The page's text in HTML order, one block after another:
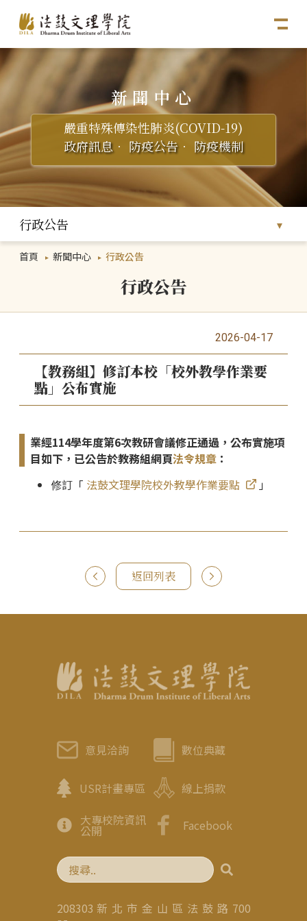
新聞中心
嚴重特殊傳染性肺炎(COVID-19)
政府訊息． 防疫公告． 防疫機制
行政公告
首頁 新聞中心 行政公告
行政公告
2026-04-17
【教務組】修訂本校「校外教學作業要
點」公布實施
業經114學年度第6次教研會議修正通過，公布實施項
目如下，已公告於教務組網頁法令規章 ：
修訂「 法鼓文理學院校外教學作業要點 」
返回列表
意見洽詢 數位典藏
USR計畫專區
線上捐款
大專校院資訊
公開 Facebook
208303 新 北 市 金 山 區 法 鼓 路 700